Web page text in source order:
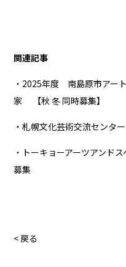
関連記事
・2025年度 南島原市アー
家 【秋 冬 同時募集】
・札幌文化芸術交流センタ
・トーキョーアーツアンド
募集
< 戻る